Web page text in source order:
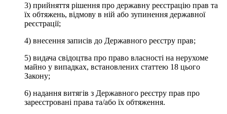
3) прийняття рішення про державну реєстрацію прав та
їх обтяжень, відмову в ній або зупинення державної
реєстрації;
4) внесення записів до Державного реєстру прав;
5) видача свідоцтва про право власності на нерухоме
майно у випадках, встановлених статтею 18 цього
Закону;
6) надання витягів з Державного реєстру прав про
зареєстровані права та/або їх обтяження.